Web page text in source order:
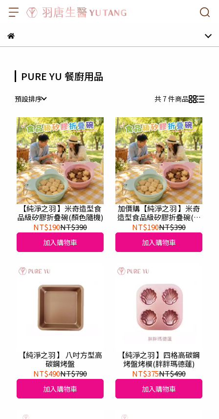
PURE YU 餐廚用品
預設排序 共 7 件商品
【純淨之羽 】米奇造型食
品級矽膠折疊碗(顏色隨機)
NT$190NT$390
加入購物車
加價購【純淨之羽 】米奇
造型食品級矽膠折疊碗(顏
色隨機)
NT$190NT$390
加入購物車
【純淨之羽 】 八吋方型高
碳鋼烤盤
NT$490NT$790
加入購物車
【純淨之羽 】四格高碳鋼
烤盤烤模(胖胖瑪德蓮)
NT$375NT$490
加入購物車